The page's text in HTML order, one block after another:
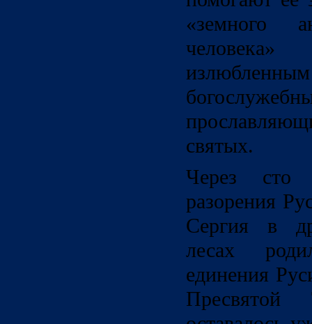
«земного
святых.
Через сто
разорения
Сергия в
лесах
единения